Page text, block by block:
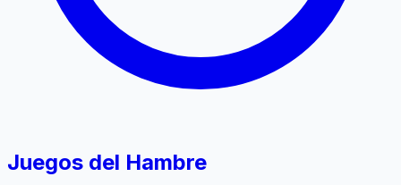
Juegos del Hambre